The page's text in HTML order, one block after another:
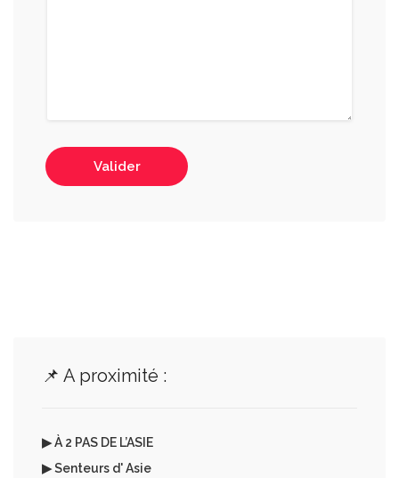
Valider
📌 A proximité :
▶ À 2 PAS DE L’ASIE
▶ Senteurs d' Asie